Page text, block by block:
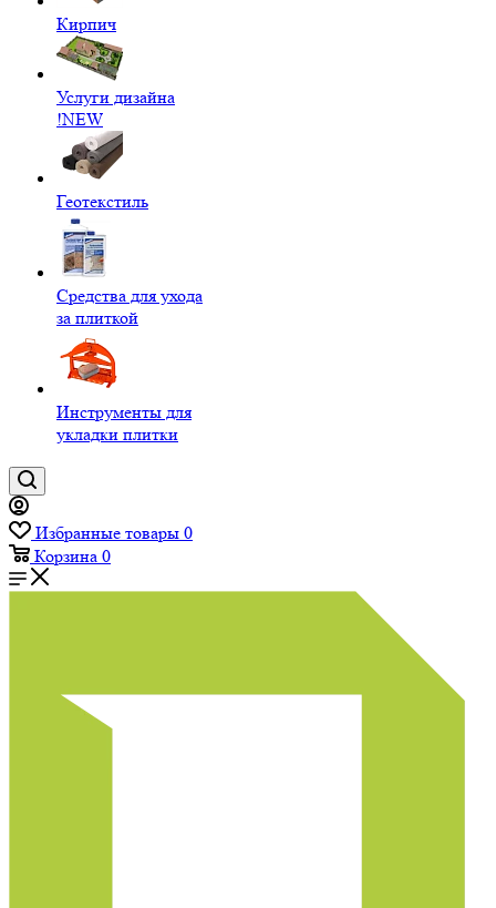
Кирпич
Услуги дизайна
!NEW
Геотекстиль
Средства для ухода
за плиткой
Инструменты для
укладки плитки
Избранные товары 0
Корзина 0